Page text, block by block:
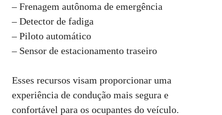
– Frenagem autônoma de emergência
– Detector de fadiga
– Piloto automático
– Sensor de estacionamento traseiro
Esses recursos visam proporcionar uma
experiência de condução mais segura e
confortável para os ocupantes do veículo.